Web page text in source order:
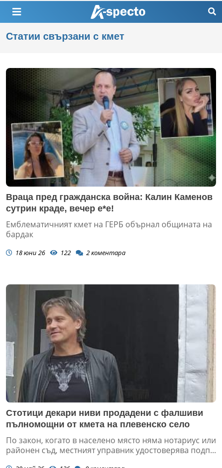
Статии свързани с кмет
Враца пред гражданска война: Калин Каменов
сутрин краде, вечер е*е!
Емблематичният кмет на ГЕРБ обърнал общината на
бардак
18 юни 26 122 2коментара
Стотици декари ниви продадени с фалшиви
пълномощни от кмета на плевенско село
По закон, когато в населено място няма нотариус или
районен съд, местният управник удостоверява подп...